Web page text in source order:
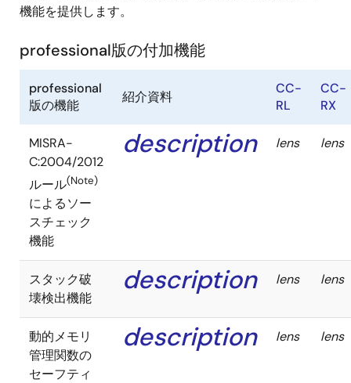
機能を提供します。
professional版の付加機能
professional
版の機能
紹介資料
CC-
RL
CC-
RX
MISRA-
C:2004/2012
ルール(Note)
によるソー
スチェック
機能
description lens lens
スタック破
壊検出機能
description lens lens
動的メモリ
管理関数の
セーフティ
description lens lens